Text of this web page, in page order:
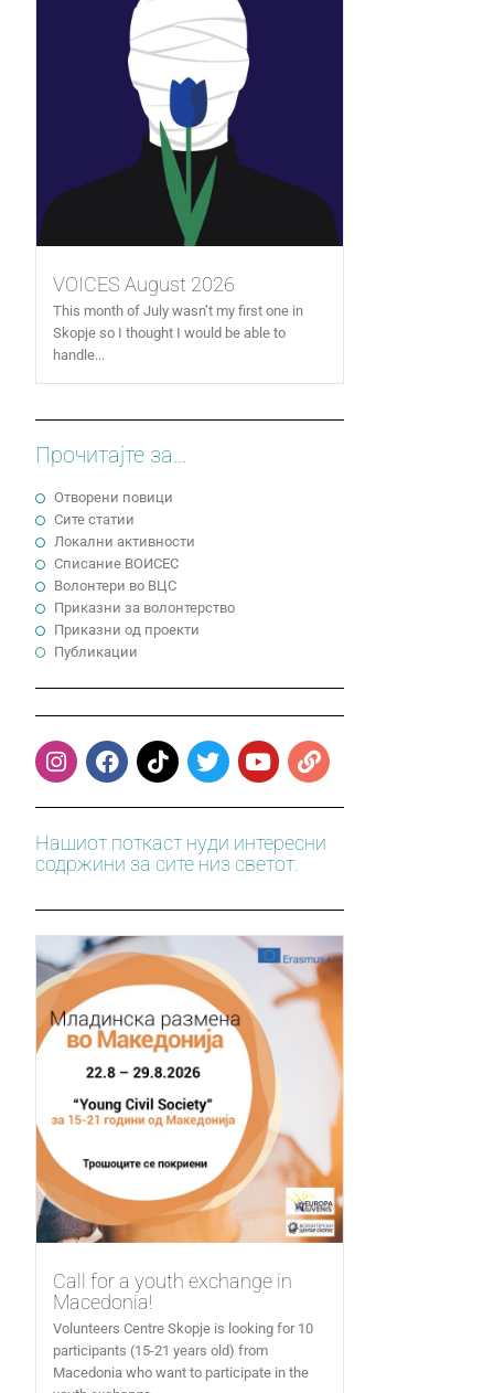
VOICES August 2026
This month of July wasn’t my first one in
Skopje so I thought I would be able to
handle...
Прочитајте за...
Отворени повици
Сите статии
Локални активности
Cписание ВОИСЕС
Волонтери во ВЦС
Приказни за волонтерство
Приказни од проекти
Публикации
Нашиот поткаст нуди интересни
содржини за сите низ светот.
Call for a youth exchange in
Macedonia!
Volunteers Centre Skopje is looking for 10
participants (15-21 years old) from
Macedonia who want to participate in the